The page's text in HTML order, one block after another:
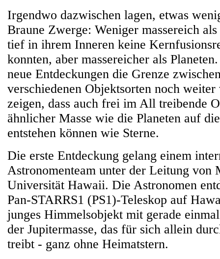
Irgendwo dazwischen lagen, etwas
Braune Zwerge: Weniger massereich als
tief in ihrem Inneren keine
konnten, aber massereicher als
neue Entdeckungen die Grenze
verschiedenen Objektsorten noch
zeigen, dass auch frei im All treibende
ähnlicher Masse wie die Planeten auf
entstehen können wie Sterne.
Die erste Entdeckung gelang einem
Astronomenteam unter der Leitung von
Universität Hawaii. Die Astronomen
Pan-STARRS1 (PS1)-Teleskop auf
junges Himmelsobjekt mit gerade
der Jupitermasse, das für sich allein
treibt - ganz ohne Heimatstern.